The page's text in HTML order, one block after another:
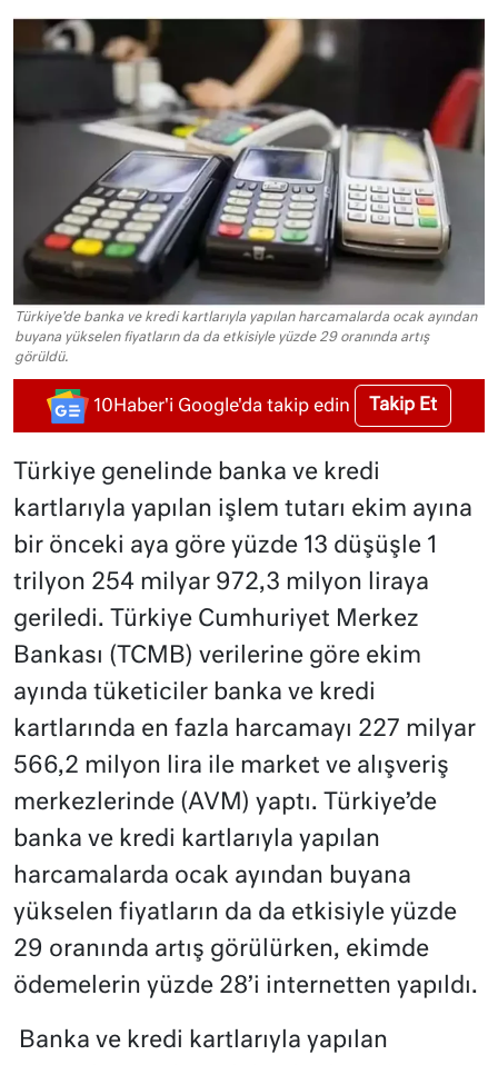
Türkiye'de banka ve kredi kartlarıyla yapılan harcamalarda ocak ayından
buyana yükselen fiyatların da da etkisiyle yüzde 29 oranında artış
görüldü.
10Haber'i Google'da takip edin Takip Et
Türkiye genelinde banka ve kredi
kartlarıyla yapılan işlem tutarı ekim ayına
bir önceki aya göre yüzde 13 düşüşle 1
trilyon 254 milyar 972,3 milyon liraya
geriledi. Türkiye Cumhuriyet Merkez
Bankası (TCMB) verilerine göre ekim
ayında tüketiciler banka ve kredi
kartlarında en fazla harcamayı 227 milyar
566,2 milyon lira ile market ve alışveriş
merkezlerinde (AVM) yaptı. Türkiye’de
banka ve kredi kartlarıyla yapılan
harcamalarda ocak ayından buyana
yükselen fiyatların da da etkisiyle yüzde
29 oranında artış görülürken, ekimde
ödemelerin yüzde 28’i internetten yapıldı.
Banka ve kredi kartlarıyla yapılan